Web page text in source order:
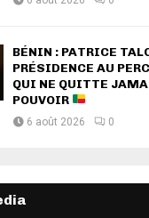
BÉNIN : PATRICE
PRÉSIDENCE AU
QUI NE QUITTE
POUVOIR
6 août 2026 0